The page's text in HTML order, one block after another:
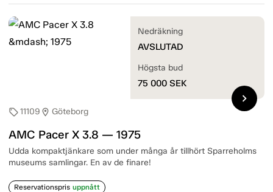
sell11109 location_on Göteborg
AMC Pacer X 3.8 — 1975
Udda kompaktjänkare som under många år tillhört Sparreholms
museums samlingar. En av de finare!
Reservationspris uppnått
Nedräkning
AVSLUTAD
Högsta bud
75 000 SEK
chevron_right